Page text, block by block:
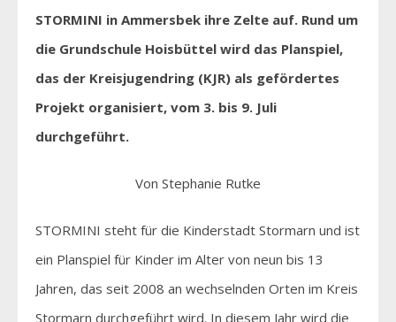
STORMINI in Ammersbek ihre Zelte auf. Rund um
die Grundschule Hoisbüttel wird das Planspiel,
das der Kreisjugendring (KJR) als gefördertes
Projekt organisiert, vom 3. bis 9. Juli
durchgeführt.
Von Stephanie Rutke
STORMINI steht für die Kinderstadt Stormarn und ist
ein Planspiel für Kinder im Alter von neun bis 13
Jahren, das seit 2008 an wechselnden Orten im Kreis
Stormarn durchgeführt wird. In diesem Jahr wird die